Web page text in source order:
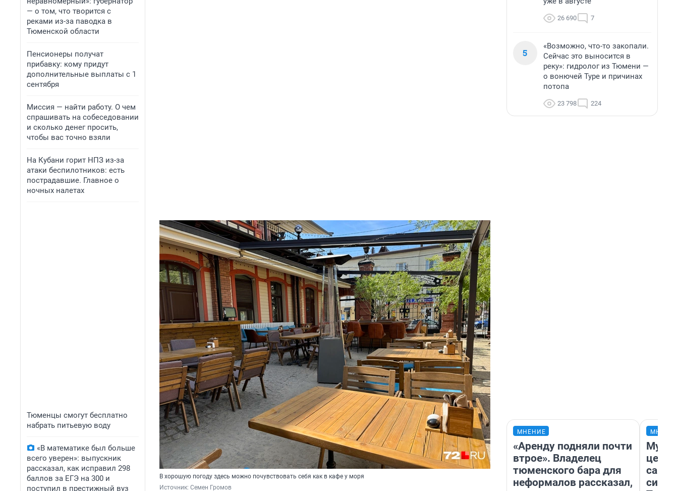
— о том, что творится с
реками из-за паводка в
Тюменской области
Пенсионеры получат
прибавку: кому придут
дополнительные выплаты с 1
сентября
Миссия — найти работу. О чем
спрашивать на собеседовании
и сколько денег просить,
чтобы вас точно взяли
На Кубани горит НПЗ из-за
атаки беспилотников: есть
пострадавшие. Главное о
ночных налетах
Тюменцы смогут бесплатно
набрать питьевую воду
«В математике был больше
всего уверен»: выпускник
рассказал, как исправил 298
баллов за ЕГЭ на 300 и
поступил в престижный вуз
В хорошую погоду здесь можно почувствовать себя как в кафе у моря
Источник: Семен Громов
26 690 7
5
«Возможно, что-то закопали.
Сейчас это выносится в
реку»: гидролог из Тюмени —
о вонючей Туре и причинах
потопа
23 798 224
МНЕНИЕ
«Аренду подняли почти
втрое». Владелец
тюменского бара для
неформалов рассказал,